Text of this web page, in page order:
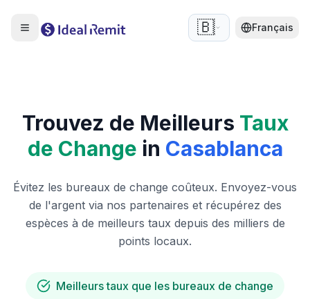
🇧🇪 Français
Trouvez de Meilleurs Taux
de Change in Casablanca
Évitez les bureaux de change coûteux. Envoyez-vous
de l'argent via nos partenaires et récupérez des
espèces à de meilleurs taux depuis des milliers de
points locaux.
Meilleurs taux que les bureaux de change